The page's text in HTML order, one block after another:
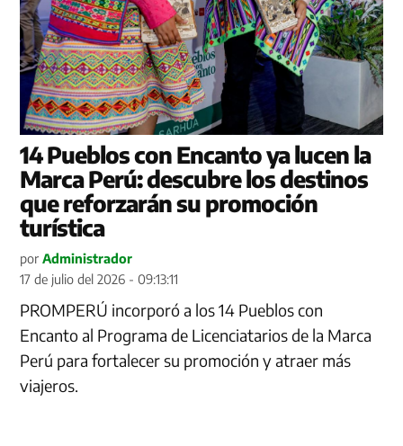
14 Pueblos con Encanto ya lucen la
Marca Perú: descubre los destinos
que reforzarán su promoción
turística
por Administrador
17 de julio del 2026 - 09:13:11
PROMPERÚ incorporó a los 14 Pueblos con
Encanto al Programa de Licenciatarios de la Marca
Perú para fortalecer su promoción y atraer más
viajeros.